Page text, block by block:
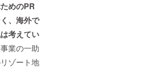
めのPR
、海外で
考えてい
業の一助
ゾート地